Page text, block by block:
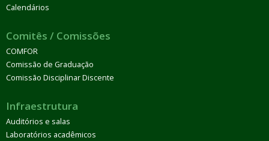
Calendários
Comitês / Comissões
COMFOR
Comissão de Graduação
Comissão Disciplinar Discente
Infraestrutura
Auditórios e salas
Laboratórios acadêmicos